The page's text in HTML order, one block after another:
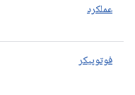
عملکرد
فوتوپیکر